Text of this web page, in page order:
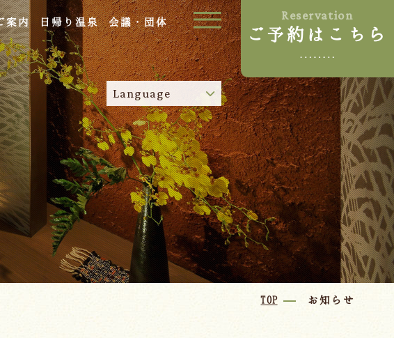
案内 日帰り温泉 会議・団体 Reservation
ご予約はこちら
Language
TOP お知らせ
ご宿泊プラン
お部屋からプランを選ぶ
空室カレンダーから選ぶ
Tel.024-542-2226/
9:00~18:00
Language